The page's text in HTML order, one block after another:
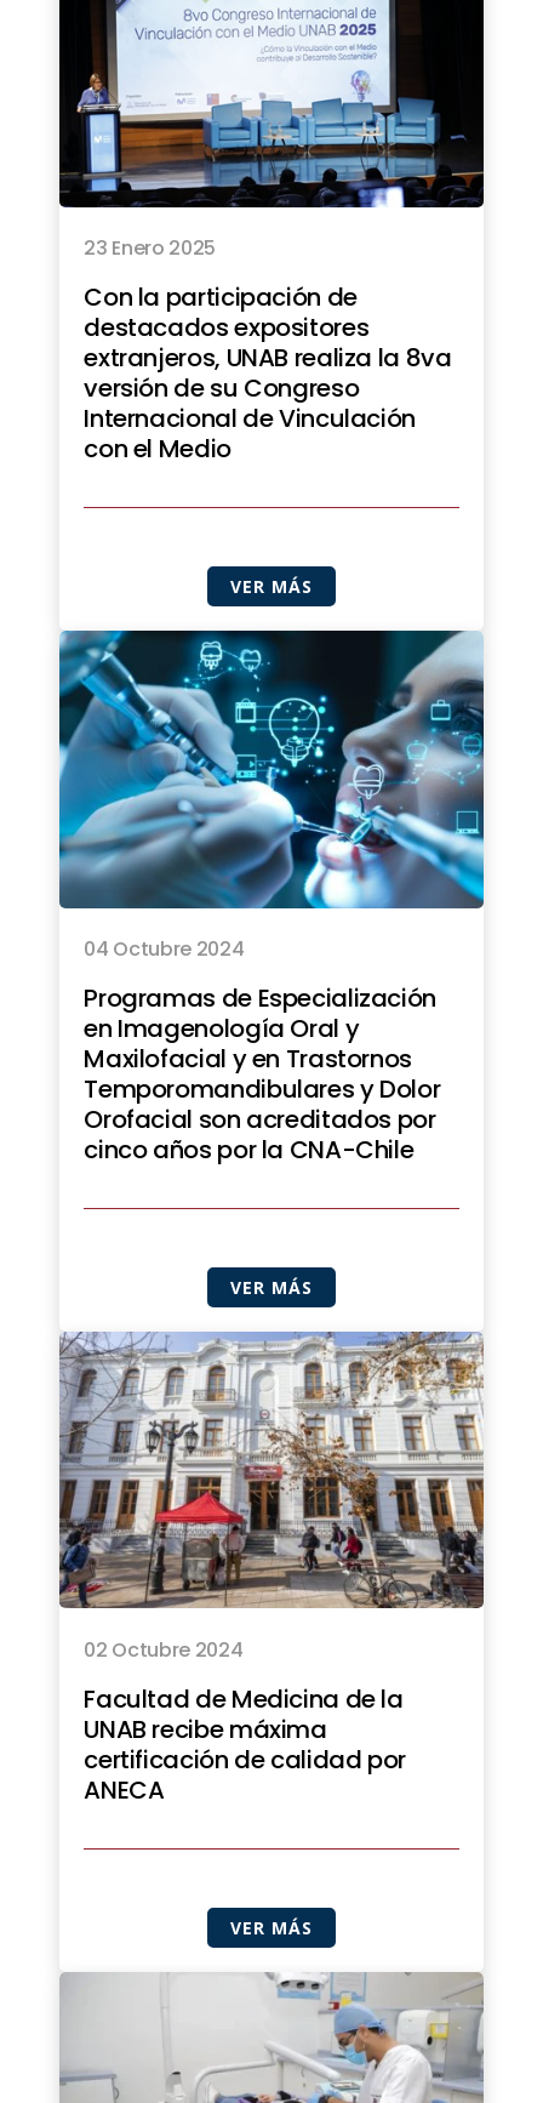
23 Enero 2025
Con la participación de
destacados expositores
extranjeros, UNAB realiza la 8va
versión de su Congreso
Internacional de Vinculación
con el Medio
VER MÁS
04 Octubre 2024
Programas de Especialización
en Imagenología Oral y
Maxilofacial y en Trastornos
Temporomandibulares y Dolor
Orofacial son acreditados por
cinco años por la CNA-Chile
VER MÁS
02 Octubre 2024
Facultad de Medicina de la
UNAB recibe máxima
certificación de calidad por
ANECA
VER MÁS